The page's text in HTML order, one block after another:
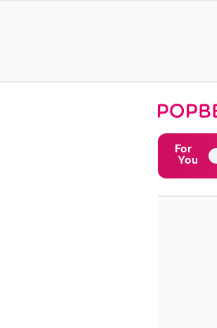
For
You